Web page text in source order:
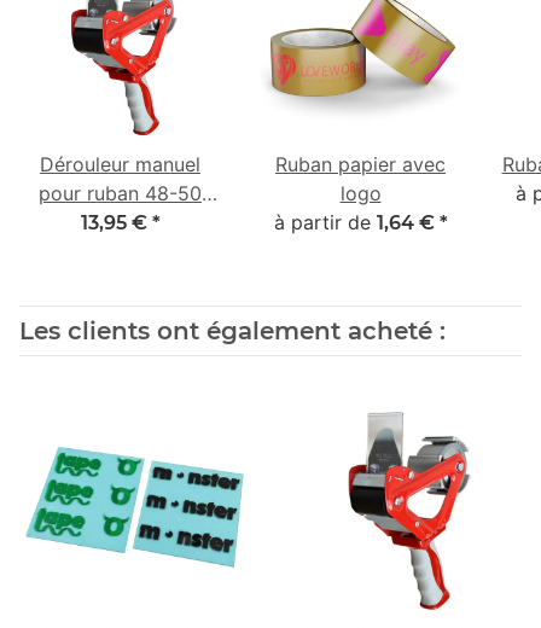
Dérouleur manuel
pour ruban 48-50
mm avec poignée 2K
13,95 € *
Ruban papier avec
logo
à partir de 1,64 € *
à
Les clients ont également acheté :